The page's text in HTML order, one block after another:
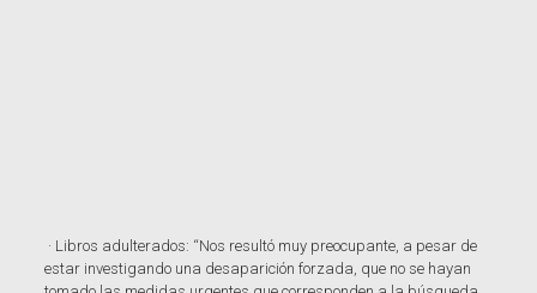
· Libros adulterados: “Nos resultó muy preocupante, a pesar de
estar investigando una desaparición forzada, que no se hayan